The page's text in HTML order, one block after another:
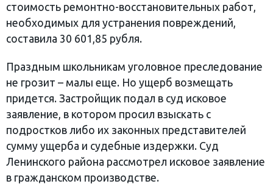
стоимость ремонтно-восстановительных работ,
необходимых для устранения повреждений,
составила 30 601,85 рубля.
Праздным школьникам уголовное преследование
не грозит – малы еще. Но ущерб возмещать
придется. Застройщик подал в суд исковое
заявление, в котором просил взыскать с
подростков либо их законных представителей
сумму ущерба и судебные издержки. Суд
Ленинского района рассмотрел исковое заявление
в гражданском производстве.